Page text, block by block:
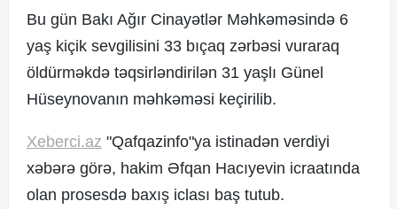
© 2017. Xəbərçi.az
Created by Netservice.az
Bu gün Bakı Ağır Cinayətlər Məhkəməsində 6
yaş kiçik sevgilisini 33 bıçaq zərbəsi vuraraq
öldürməkdə təqsirləndirilən 31 yaşlı Günel
Hüseynovanın məhkəməsi keçirilib.
Xeberci.az "Qafqazinfo"ya istinadən verdiyi
xəbərə görə, hakim Əfqan Hacıyevin icraatında
olan prosesdə baxış iclası baş tutub.